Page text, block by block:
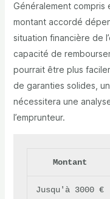
Généralement
montant accordé
situation financière de
capacité de
pourrait être plus
de garanties solides,
nécessitera une
l’emprunteur.
Montant
Jusqu'à 3000 €